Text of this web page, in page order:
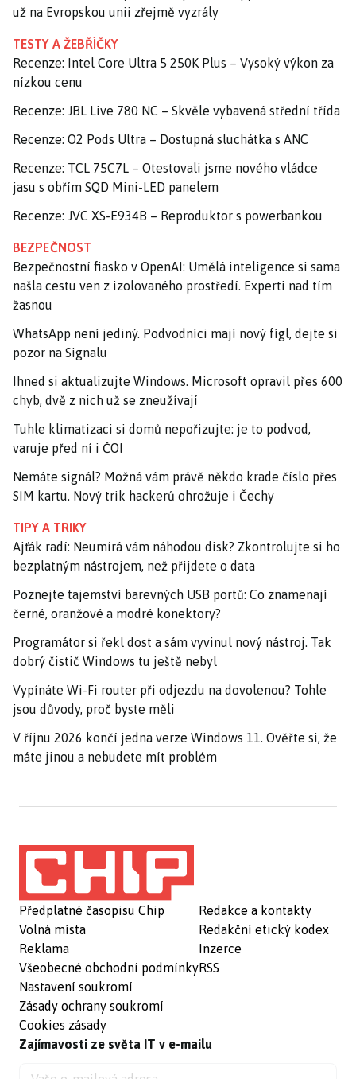
už na Evropskou unii zřejmě vyzrály
TESTY A ŽEBŘÍČKY
Recenze: Intel Core Ultra 5 250K Plus – Vysoký výkon za
nízkou cenu
Recenze: JBL Live 780 NC – Skvěle vybavená střední třída
Recenze: O2 Pods Ultra – Dostupná sluchátka s ANC
Recenze: TCL 75C7L – Otestovali jsme nového vládce
jasu s obřím SQD Mini-LED panelem
Recenze: JVC XS-E934B – Reproduktor s powerbankou
BEZPEČNOST
Bezpečnostní fiasko v OpenAI: Umělá inteligence si sama
našla cestu ven z izolovaného prostředí. Experti nad tím
žasnou
WhatsApp není jediný. Podvodníci mají nový fígl, dejte si
pozor na Signalu
Ihned si aktualizujte Windows. Microsoft opravil přes 600
chyb, dvě z nich už se zneužívají
Tuhle klimatizaci si domů nepořizujte: je to podvod,
varuje před ní i ČOI
Nemáte signál? Možná vám právě někdo krade číslo přes
SIM kartu. Nový trik hackerů ohrožuje i Čechy
TIPY A TRIKY
Ajťák radí: Neumírá vám náhodou disk? Zkontrolujte si ho
bezplatným nástrojem, než přijdete o data
Poznejte tajemství barevných USB portů: Co znamenají
černé, oranžové a modré konektory?
Programátor si řekl dost a sám vyvinul nový nástroj. Tak
dobrý čistič Windows tu ještě nebyl
Vypínáte Wi-Fi router při odjezdu na dovolenou? Tohle
jsou důvody, proč byste měli
V říjnu 2026 končí jedna verze Windows 11. Ověřte si, že
máte jinou a nebudete mít problém
Předplatné časopisu Chip
Volná místa
Reklama
Všeobecné obchodní podmínky
Nastavení soukromí
Zásady ochrany soukromí
Cookies zásady
Redakce a kontakty
Redakční etický kodex
Inzerce
RSS
Zajímavosti ze světa IT v e-mailu